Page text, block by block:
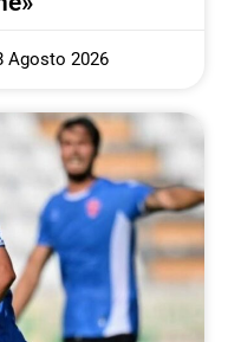
Agosto 2026